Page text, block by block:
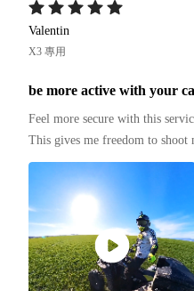
Valentin
X3 專用
be more active with your
Feel more secure with this
This gives me freedom to